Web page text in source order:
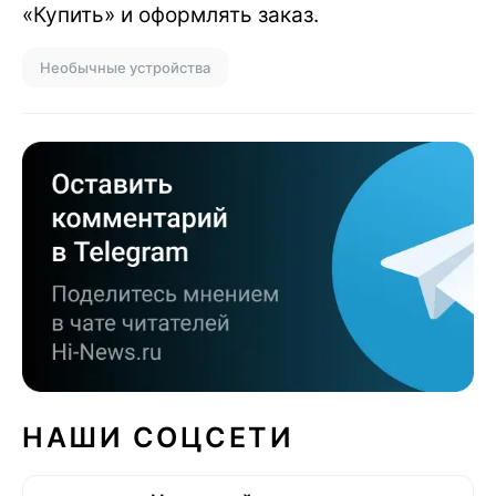
«Купить» и оформлять заказ.
Необычные устройства
НАШИ СОЦСЕТИ